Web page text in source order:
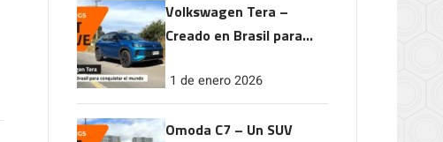
Volkswagen Tera –
Creado en Brasil para
1 de enero 2026
Omoda C7 – Un SUV